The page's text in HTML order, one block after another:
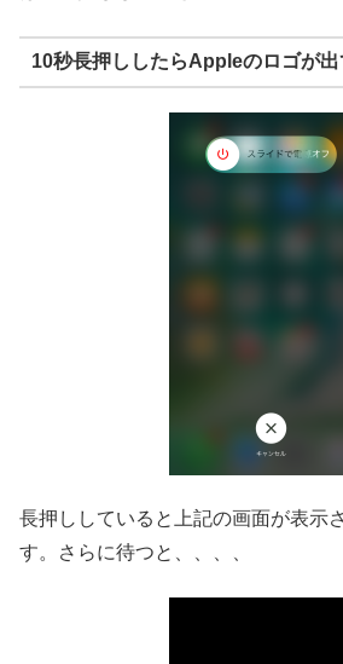
10秒長押ししたらAppleのロゴが
長押ししていると上記の画面が表示
す。さらに待つと、、、、